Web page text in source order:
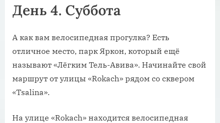
День 4. Суббота
А как вам велосипедная прогулка? Есть
отличное место, парк Яркон, который ещё
называют «Лёгким Тель-Авива». Начинайте свой
маршрут от улицы «Rokach» рядом со сквером
«Tsalina».
На улице «Rokach» находится велосипедная